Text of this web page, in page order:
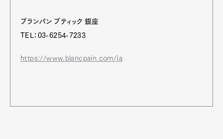
ブランパン ブティック 銀座
TEL：03-6254-7233
https://www.blancpain.com/ja